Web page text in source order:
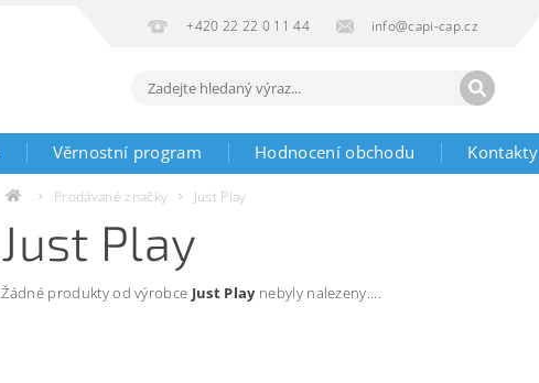
+420 22 22 0 11 44 info@capi-cap.cz
Věrnostní program Hodnocení obchodu Kontakty
Prodávané značky Just Play
Just Play
Žádné produkty od výrobce Just Playnebyly nalezeny....